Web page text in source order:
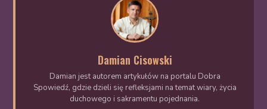
Damian Cisowski
Damian jest autorem artykułów na portalu Dobra
Spowiedź, gdzie dzieli się refleksjami na temat wiary, życia
duchowego i sakramentu pojednania.